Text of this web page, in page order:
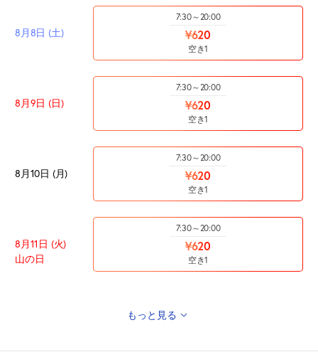
8月8日 (土)
7:30～20:00
¥620
空き1
8月9日 (日)
7:30～20:00
¥620
空き1
8月10日 (月)
7:30～20:00
¥620
空き1
8月11日 (火)
山の日
7:30～20:00
¥620
空き1
もっと見る